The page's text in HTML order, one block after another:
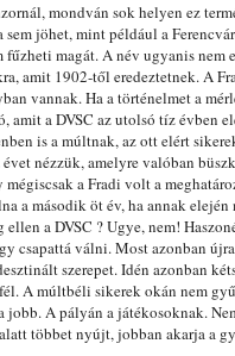
mondván sok helyen ez
jöhet, mint például a
fűzheti magát. A név ugyanis
amit 1902-től eredeztetnek. A
vannak. Ha a történelmet a
amit a DVSC az utolsó tíz évben
is a múltnak, az ott elért
nézzük, amelyre valóban
a Fradi volt a
a második öt év, ha annak
a DVSC ? Ugye, nem!
csapattá válni. Most azonban
szerepet. Idén azonban
A múltbéli sikerek okán nem
A pályán a játékosoknak.
többet nyújt, jobban akarja a